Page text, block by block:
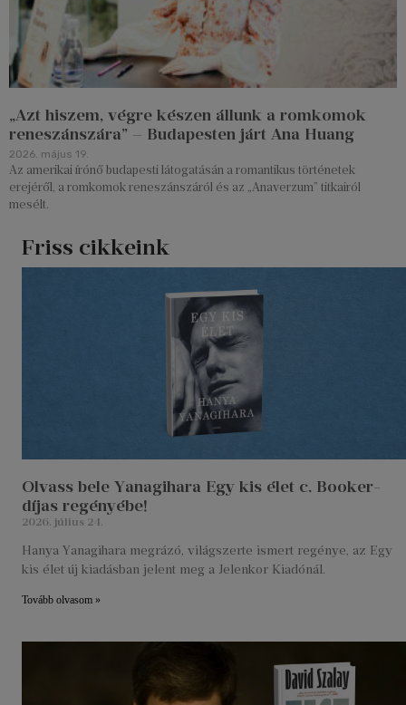
„Azt hiszem, végre készen állunk a romkomok
reneszánszára” – Budapesten járt Ana Huang
2026. május 19.
Az amerikai írónő budapesti látogatásán a romantikus történetek
erejéről, a romkomok reneszánszáról és az „Anaverzum” titkairól
mesélt.
Friss cikkeink
Olvass bele Yanagihara Egy kis élet c. Booker-
díjas regényébe!
2026. július 24.
Hanya Yanagihara megrázó, világszerte ismert regénye, az Egy
kis élet új kiadásban jelent meg a Jelenkor Kiadónál.
Tovább olvasom »